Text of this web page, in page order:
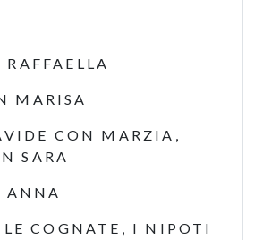
MARISA
CON MARZIA,
SARA
ANNA
COGNATE, I NIPOTI